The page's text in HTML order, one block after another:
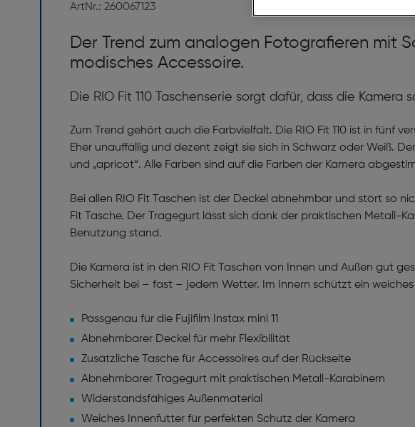
ArtNr.: 260067123
Der Trend zum analogen Fotografieren mit
modisches Accessoire.
Die RIO Fit 110 Taschenserie sorgt dafür, dass die
Zum Trend gehört auch die Farbvielfalt. Die RIO Fit 110 ist in fünf
Eher unauffällig und dezent zeigt sie sich in Schwarz oder Weiß.
und „apricot“. Alle Farben sind auf die Farben der Kamera
Bei allen RIO Fit Taschen ist der Deckel abnehmbar und stört so
Fit Tasche. Der Tragegurt lässt sich dank der praktischen Metall-
Benutzung stand.
Die Kamera ist in den RIO Fit Taschen von Innen und Außen gut
Sicherheit bei – fast – jedem Wetter. Im Innern schützt ein
Passgenau für die Fujifilm Instax mini 11
Abnehmbarer Deckel für mehr Flexibilität
Zusätzliche Tasche für Accessoires auf der Rückseite
Abnehmbarer Tragegurt mit praktischen Metall-Karabinern
Widerstandsfähiges Außenmaterial
Weiches Innenfutter für perfekten Schutz der Kamera